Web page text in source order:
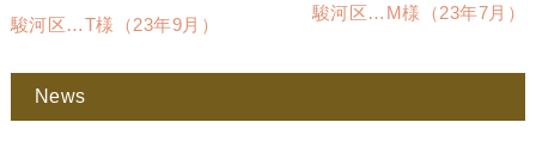
駿河区…T様（23年9月）
駿河区…M様（23年7月）
News